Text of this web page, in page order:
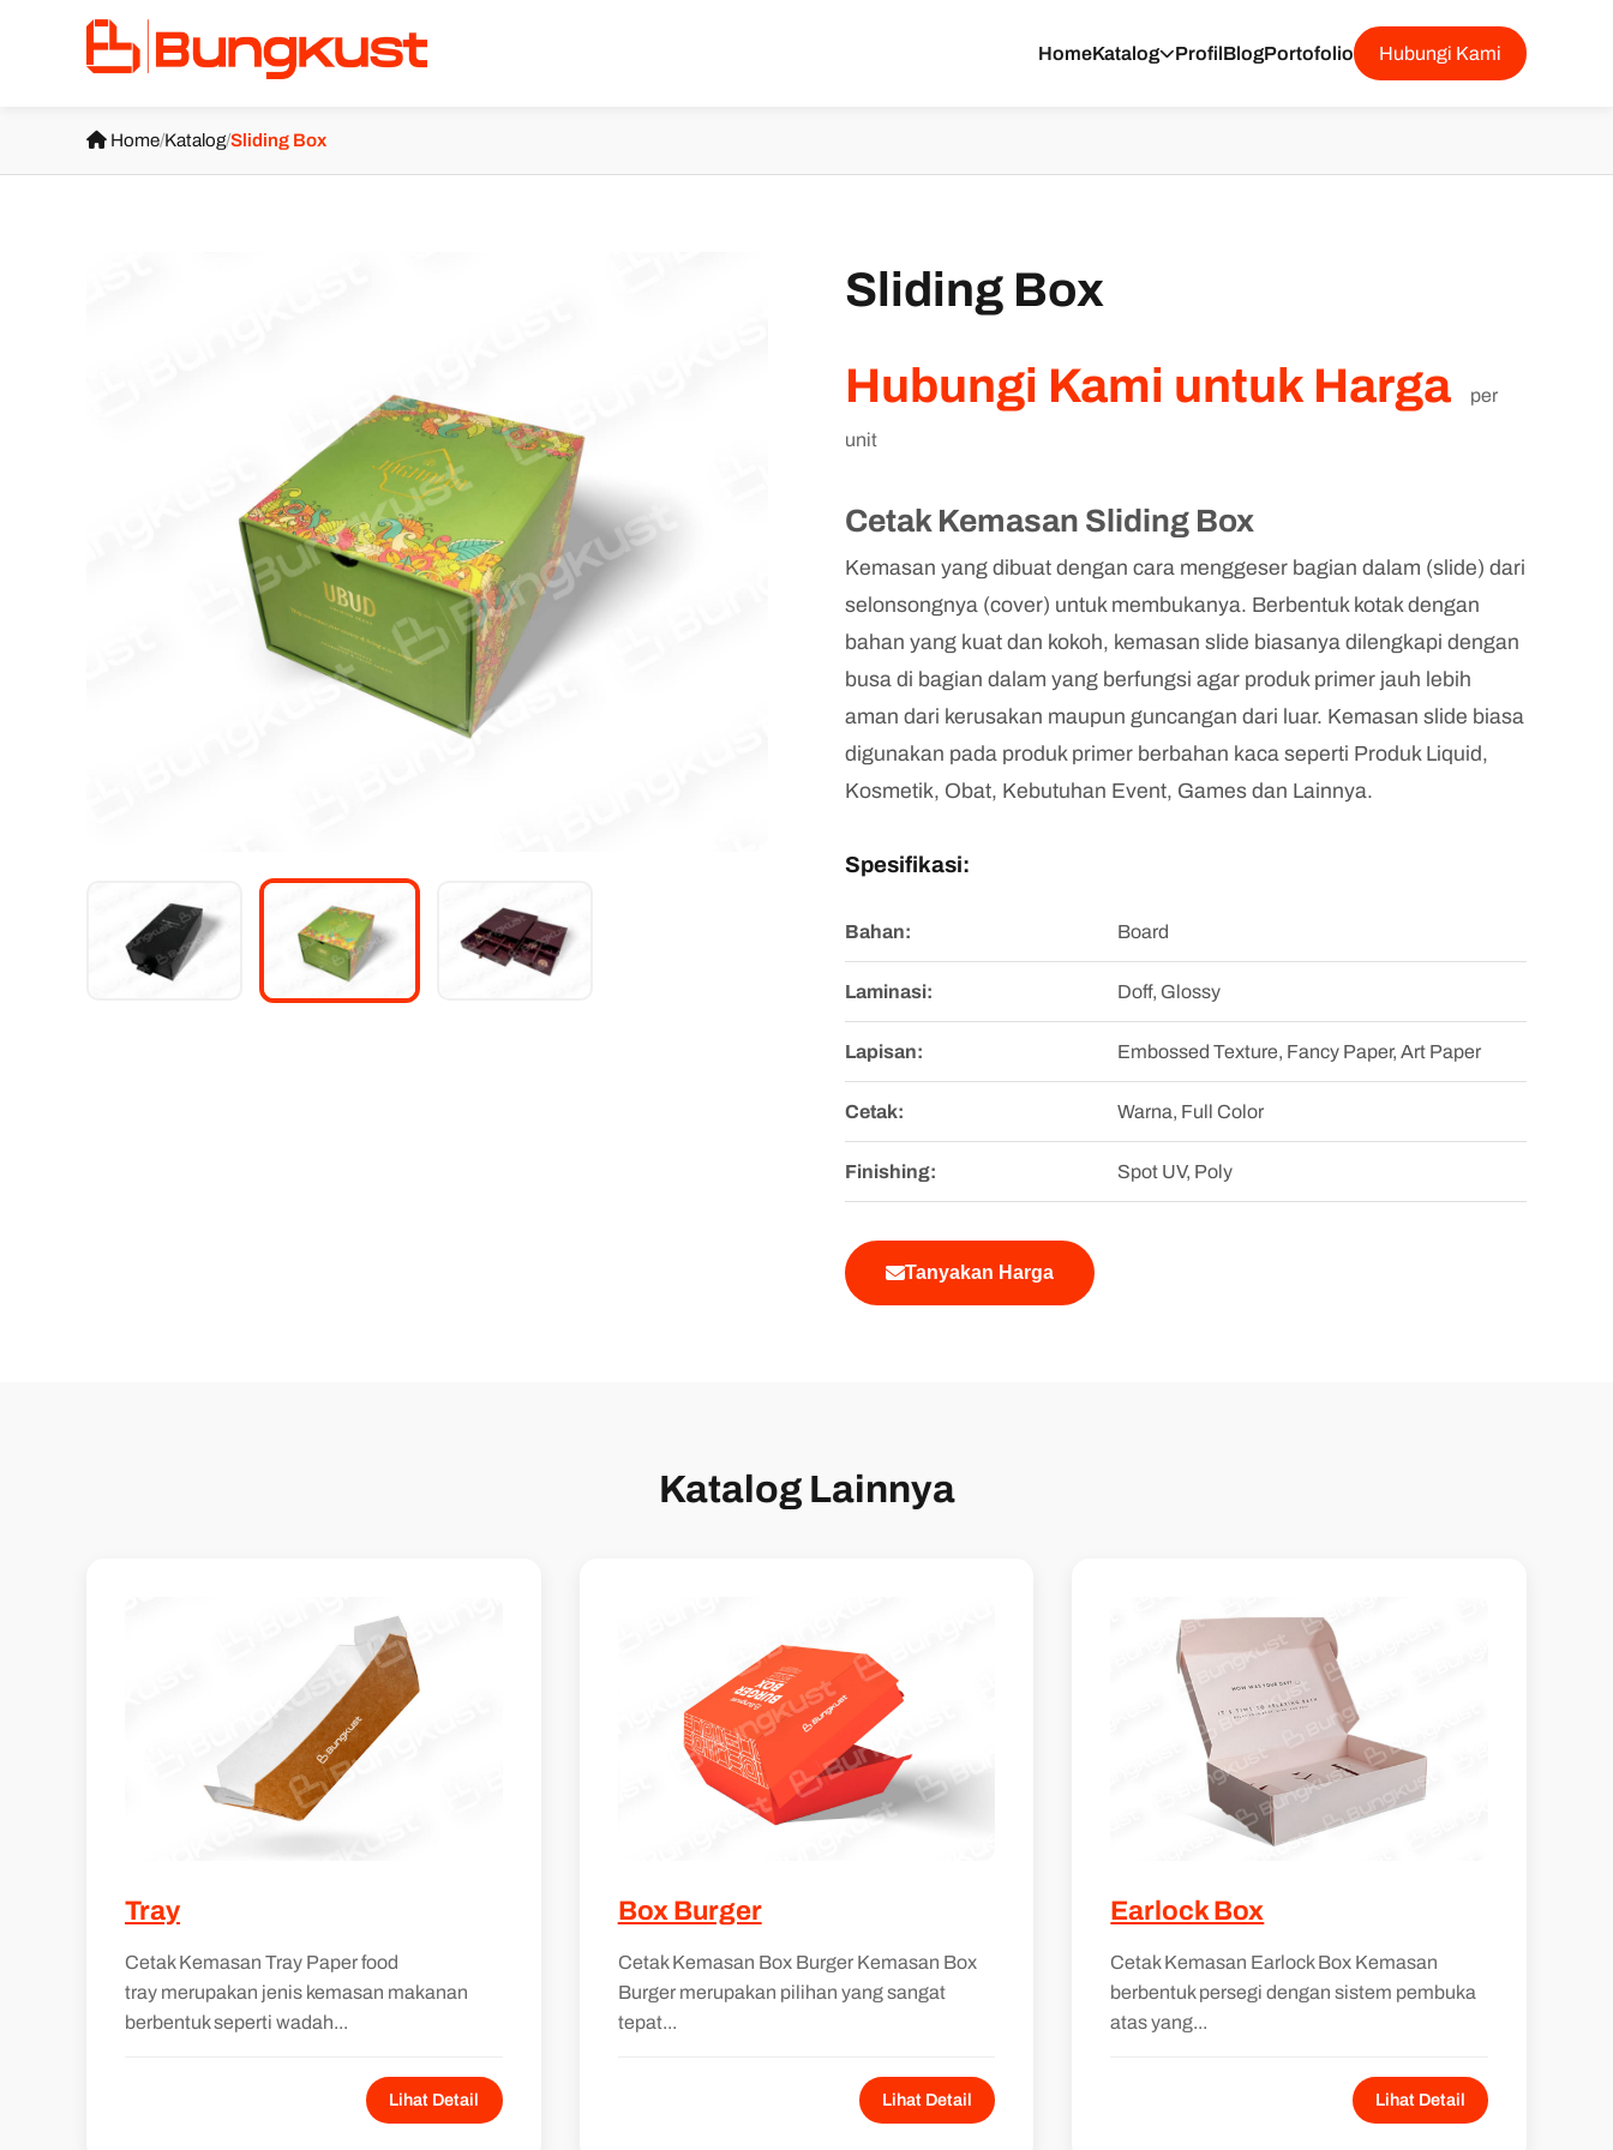
HomeKatalog ProfilBlogPortofolio Hubungi Kami
Home/Katalog/Sliding Box
Sliding Box
Hubungi Kami untuk Harga
per
unit
Cetak Kemasan Sliding Box
Kemasan yang dibuat dengan cara menggeser bagian dalam (slide) dari
selonsongnya (cover) untuk membukanya. Berbentuk kotak dengan
bahan yang kuat dan kokoh, kemasan slide biasanya dilengkapi dengan
busa di bagian dalam yang berfungsi agar produk primer jauh lebih
aman dari kerusakan maupun guncangan dari luar. Kemasan slide biasa
digunakan pada produk primer berbahan kaca seperti Produk Liquid,
Kosmetik, Obat, Kebutuhan Event, Games dan Lainnya.
Spesifikasi:
Bahan: Board
Laminasi: Doff, Glossy
Lapisan: Embossed Texture, Fancy Paper, Art Paper
Cetak: Warna, Full Color
Finishing: Spot UV, Poly
Tanyakan Harga
Katalog Lainnya
Tray
Cetak Kemasan Tray Paper food
tray merupakan jenis kemasan makanan
berbentuk seperti wadah...
Lihat Detail
Box Burger
Cetak Kemasan Box Burger Kemasan Box
Burger merupakan pilihan yang sangat
tepat...
Lihat Detail
Earlock Box
Cetak Kemasan Earlock Box Kemasan
berbentuk persegi dengan sistem pembuka
atas yang...
Lihat Detail